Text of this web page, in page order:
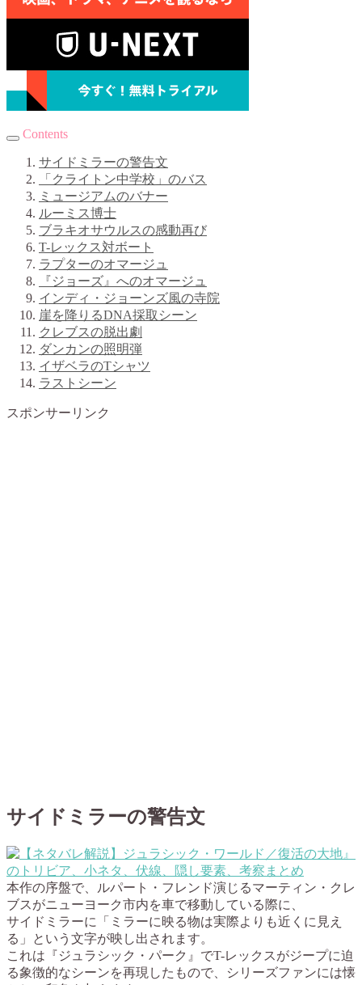
Contents
サイドミラーの警告文
「クライトン中学校」のバス
ミュージアムのバナー
ルーミス博士
ブラキオサウルスの感動再び
T-レックス対ボート
ラプターのオマージュ
『ジョーズ』へのオマージュ
インディ・ジョーンズ風の寺院
崖を降りるDNA採取シーン
クレブスの脱出劇
ダンカンの照明弾
イザベラのTシャツ
ラストシーン
スポンサーリンク
サイドミラーの警告文
本作の序盤で、ルパート・フレンド演じるマーティン・クレ
ブスがニューヨーク市内を車で移動している際に、
サイドミラーに「ミラーに映る物は実際よりも近くに見え
る」という文字が映し出されます。
これは『ジュラシック・パーク』でT-レックスがジープに迫
る象徴的なシーンを再現したもので、シリーズファンには懐